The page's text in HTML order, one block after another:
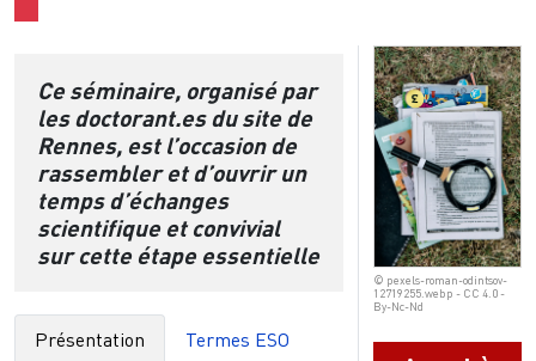
Ce séminaire, organisé par
les doctorant.es du site de
Rennes, est l’occasion de
rassembler et d’ouvrir un
temps d’échanges
scientifique et convivial
sur cette étape essentielle
Présentation Termes ESO
© pexels-roman-odintsov-
12719255.webp - CC 4.0 -
By-Nc-Nd